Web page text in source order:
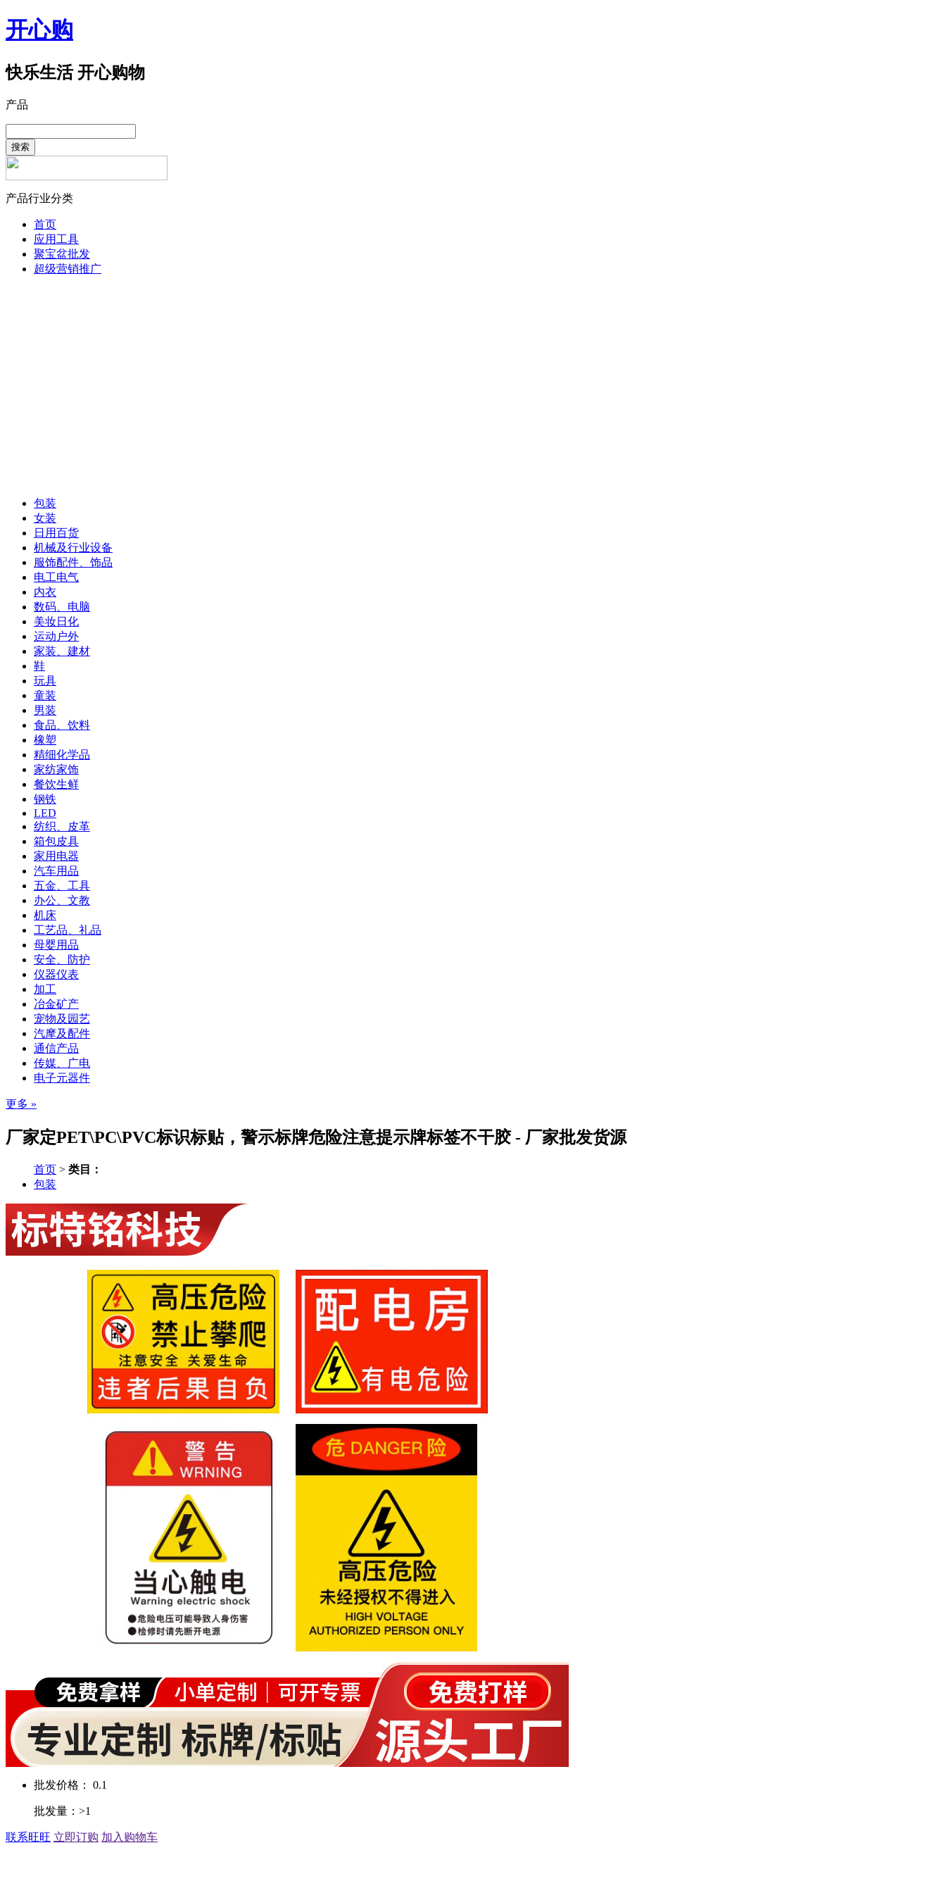
开心购
快乐生活 开心购物
产品
搜索
产品行业分类
首页
应用工具
聚宝盆批发
超级营销推广
包装
女装
日用百货
机械及行业设备
服饰配件、饰品
电工电气
内衣
数码、电脑
美妆日化
运动户外
家装、建材
鞋
玩具
童装
男装
食品、饮料
橡塑
精细化学品
家纺家饰
餐饮生鲜
钢铁
LED
纺织、皮革
箱包皮具
家用电器
汽车用品
五金、工具
办公、文教
机床
工艺品、礼品
母婴用品
安全、防护
仪器仪表
加工
冶金矿产
宠物及园艺
汽摩及配件
通信产品
传媒、广电
电子元器件
更多 »
厂家定PET\PC\PVC标识标贴，警示标牌危险注意提示牌标签不干胶 - 厂家批发货源
首页 > 类目：
包装
批发价格： 0.1
批发量：>1
联系旺旺 立即订购 加入购物车